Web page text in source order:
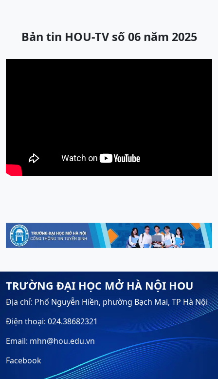
Bản tin HOU-TV số 06 năm 2025
TRƯỜNG ĐẠI HỌC MỞ HÀ NỘI HOU
Địa chỉ: Phố Nguyễn Hiền, phường Bạch Mai, TP Hà Nội
Điện thoại: 024.38682321
Email: mhn@hou.edu.vn
Facebook